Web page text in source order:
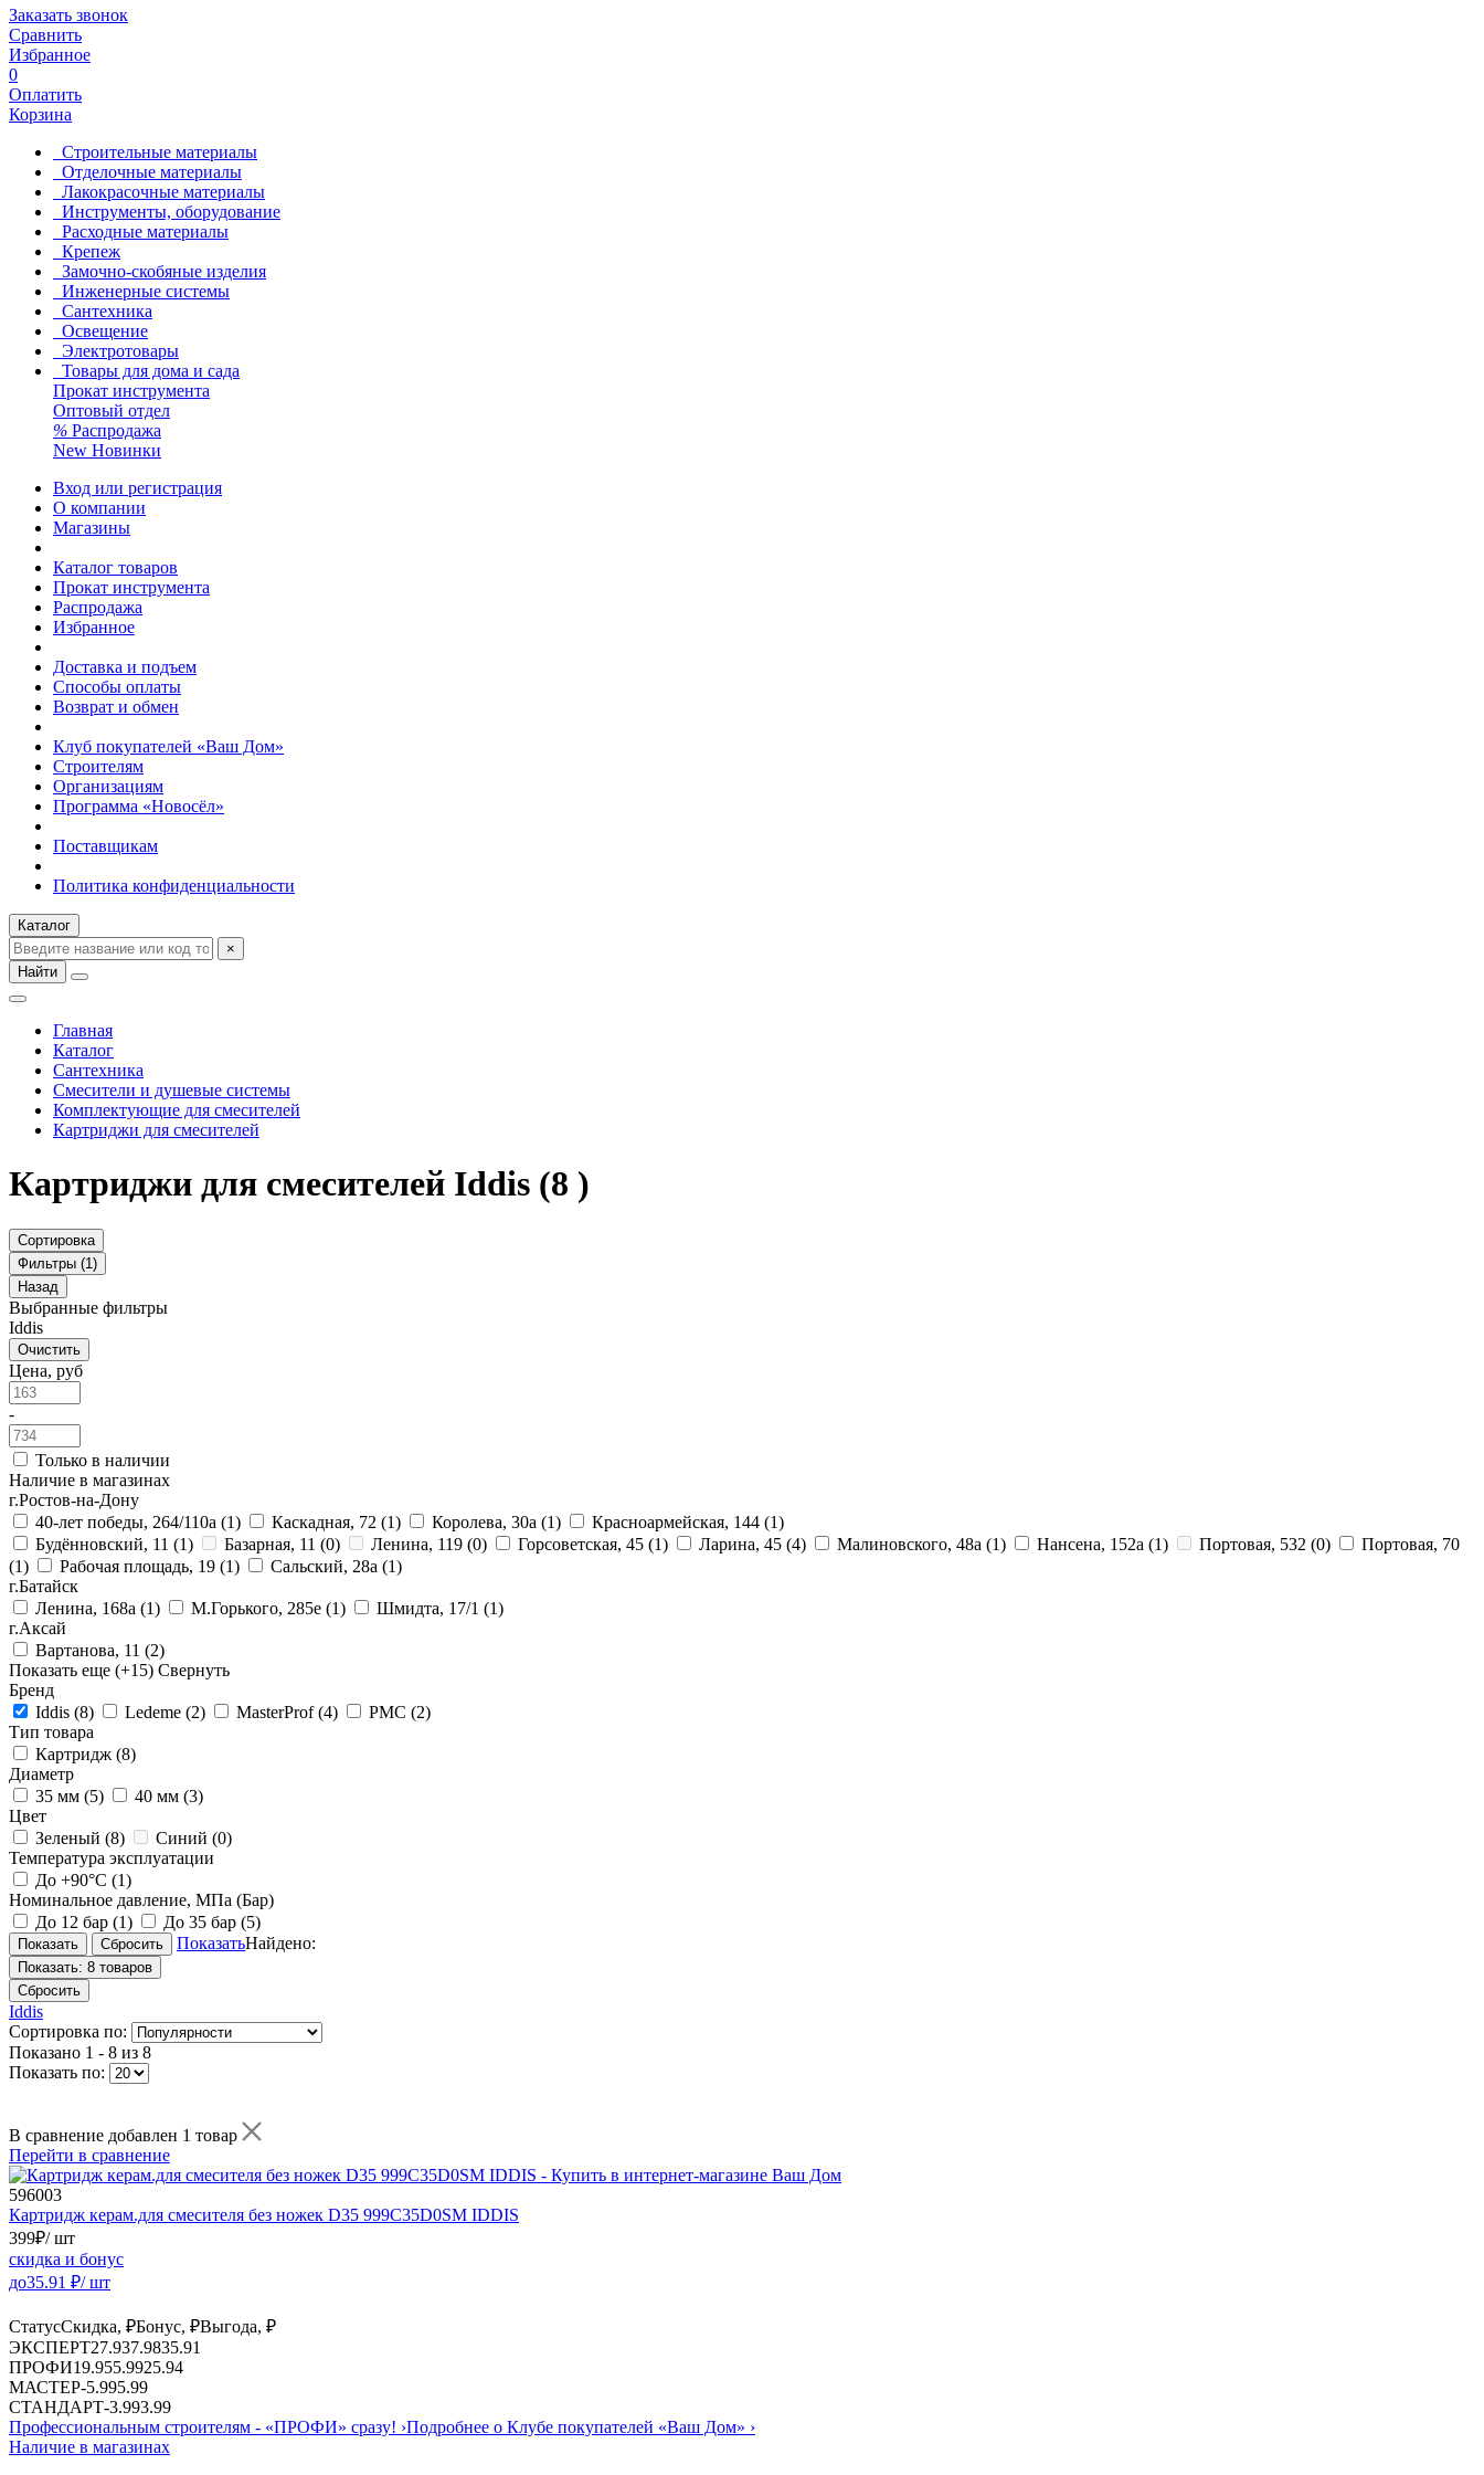
Заказать звонок
Сравнить
Избранное
0
Оплатить
Корзина
Строительные материалы
Отделочные материалы
Лакокрасочные материалы
Инструменты, оборудование
Расходные материалы
Крепеж
Замочно-скобяные изделия
Инженерные системы
Сантехника
Освещение
Электротовары
Товары для дома и сада
Прокат инструмента
Оптовый отдел
% Распродажа
New Новинки
Вход или регистрация
О компании
Магазины
Каталог товаров
Прокат инструмента
Распродажа
Избранное
Доставка и подъем
Способы оплаты
Возврат и обмен
Клуб покупателей «Ваш Дом»
Строителям
Организациям
Программа «Новосёл»
Поставщикам
Политика конфиденциальности
Каталог
×
Найти
Главная
Каталог
Сантехника
Смесители и душевые системы
Комплектующие для смесителей
Картриджи для смесителей
Картриджи для смесителей Iddis (8 )
Сортировка
Фильтры (1)
Назад
Выбранные фильтры
Iddis
Очистить
Цена, руб
-
Только в наличии
Наличие в магазинах
г.Ростов-на-Дону
40-лет победы, 264/110а (1) Каскадная, 72 (1) Королева, 30а (1) Красноармейская, 144 (1)
Будённовский, 11 (1) Базарная, 11 (0) Ленина, 119 (0) Горсоветская, 45 (1) Ларина, 45 (4) Малиновского, 48а (1) Нансена, 152а (1) Портовая, 532 (0)
Портовая, 70
(1)
Рабочая площадь, 19 (1) Сальский, 28a (1)
г.Батайск
Ленина, 168а (1) М.Горького, 285е (1) Шмидта, 17/1 (1)
г.Аксай
Вартанова, 11 (2)
Показать еще (+15) Свернуть
Бренд
Iddis (8) Ledeme (2) MasterProf(4) РМС (2)
Тип товара
Картридж (8)
Диаметр
35 мм (5) 40 мм (3)
Цвет
Зеленый (8) Синий (0)
Температура эксплуатации
До +90°С (1)
Номинальное давление, МПа (Бар)
До 12 бар (1) До 35 бар (5)
ПоказатьНайдено:
Показать: 8 товаров
Сбросить
Iddis
Сортировка по:
Показано 1 - 8 из 8
Показать по:
В сравнение добавлен 1 товар
Перейти в сравнение
596003
Картридж керам.для смесителя без ножек D35 999C35D0SM IDDIS
399₽/ шт
скидка и бонус
до35.91 ₽/ шт
СтатусСкидка, ₽Бонус, ₽Выгода, ₽
ЭКСПЕРТ27.937.9835.91
ПРОФИ19.955.9925.94
МАСТЕР-5.995.99
СТАНДАРТ-3.993.99
Профессиональным строителям - «ПРОФИ» сразу! ›Подробнее о Клубе покупателей «Ваш Дом» ›
Наличие в магазинах